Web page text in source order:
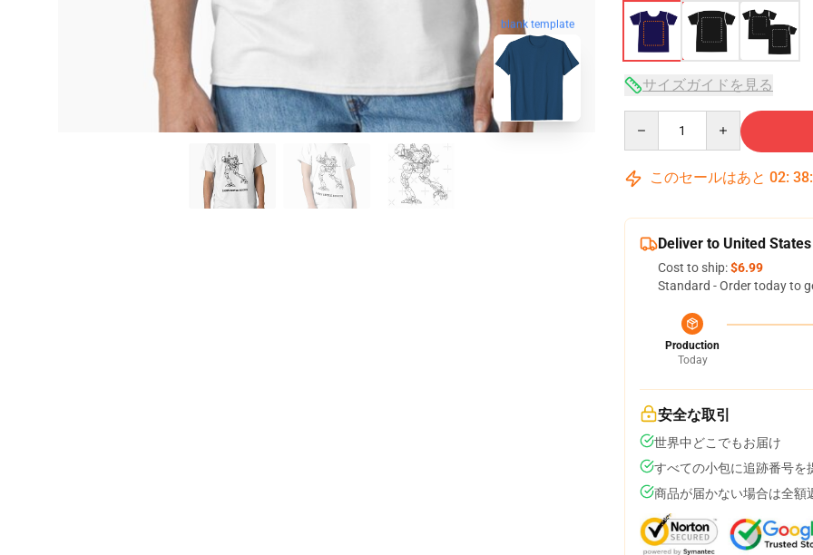
blank template
サイズガイドを見る
このセールはあと 02: 38:
Deliver to United States
Cost to ship:$6.99
Standard - Order today to
Production
Today
安全な取引
世界中どこでもお届け
すべての小包に追跡番号を
商品が届かない場合は全額